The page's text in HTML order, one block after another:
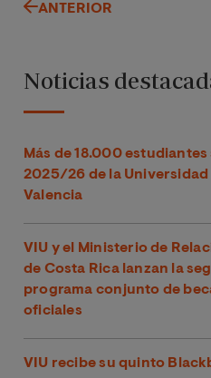
ANTERIOR
Noticias
Más de 18.000
2025/26 de la
Valencia
VIU y el Ministerio de
de Costa Rica lanzan la
programa conjunto de
oficiales
VIU recibe su quinto